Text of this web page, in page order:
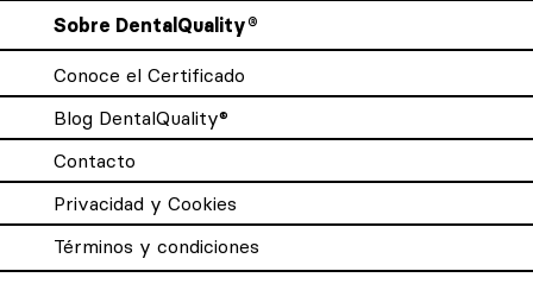
Sobre DentalQuality®
Conoce el Certificado
Blog DentalQuality®
Contacto
Privacidad y Cookies
Términos y condiciones